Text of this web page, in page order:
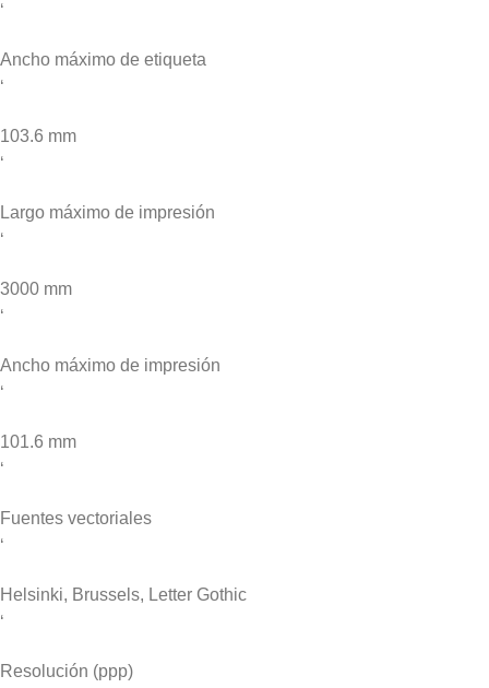
‘
Ancho máximo de etiqueta
‘
103.6 mm
‘
Largo máximo de impresión
‘
3000 mm
‘
Ancho máximo de impresión
‘
101.6 mm
‘
Fuentes vectoriales
‘
Helsinki, Brussels, Letter Gothic
‘
Resolución (ppp)